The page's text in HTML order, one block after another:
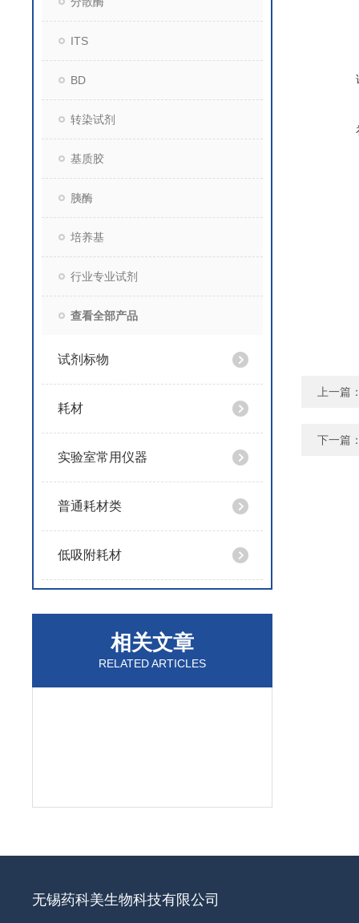
ITS
BD
转染试剂
基质胶
胰酶
培养基
行业专业试剂
查看全部产品
试剂标物
耗材
实验室常用仪器
普通耗材类
低吸附耗材
相关文章
RELATED ARTICLES
上一篇
下一篇
无锡药科美生物科技有限公司